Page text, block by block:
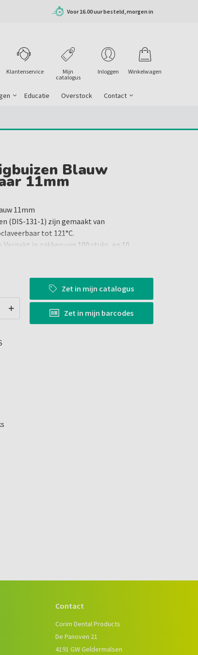
Voor 16.00 uur besteld, morgen in
Winkelwagen
Inloggen
Mijn
catalogus
Klantenservice
Educatie Overstock Contact
Blauw
11mm
11mm
(DIS-131-1) zijn gemaakt van
tot 121°C.
Verpakt in zakken van 100 stuks, en 10
Zet in mijn catalogus
Zet in mijn barcodes
Contact
Corim Dental Products
De Panoven 21
4191 GW Geldermalsen